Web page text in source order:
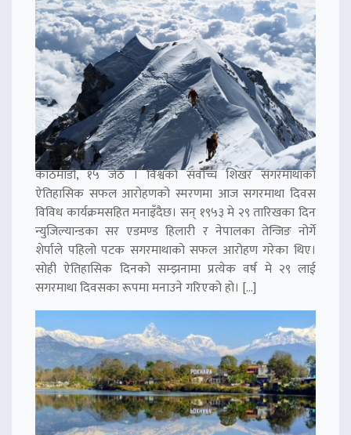
काठमाडौं, १५ जेठ । विश्वको सर्वोच्च शिखर सगरमाथाको
ऐतिहासिक सफल आरोहणको स्मरणमा आज सगरमाथा दिवस
विविध कार्यक्रमसहित मनाइँदैछ। सन् १९५३ मे २९ तारिखका दिन
न्युजिल्यान्डका सर एडमण्ड हिलारी र नेपालका तेन्जिङ नोर्गे
शेर्पाले पहिलो पटक सगरमाथाको सफल आरोहण गरेका थिए।
सोही ऐतिहासिक दिनको सम्झनामा प्रत्येक वर्ष मे २९ लाई
सगरमाथा दिवसका रूपमा मनाउने गरिएको हो। […]